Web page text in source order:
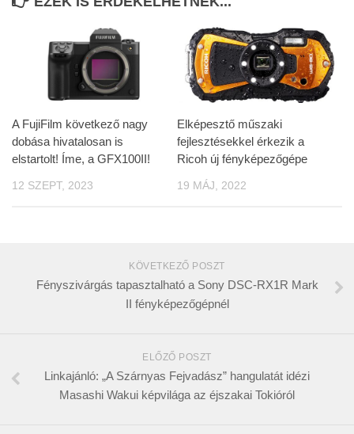
A FujiFilm következő nagy
dobása hivatalosan is
elstartolt! Íme, a GFX100II!
12 SZEPT, 2023
Elképesztő műszaki
fejlesztésekkel érkezik a
Ricoh új fényképezőgépe
19 MÁJ, 2022
KÖVETKEZŐ POSZT
Fényszivárgás tapasztalható a Sony DSC-RX1R Mark
II fényképezőgépnél
ELŐZŐ POSZT
Linkajánló: „A Szárnyas Fejvadász” hangulatát idézi
Masashi Wakui képvilága az éjszakai Tokióról